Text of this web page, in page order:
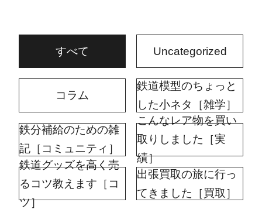
すべて Uncategorized
コラム
鉄道模型のちょっと
した小ネタ［雑学］
鉄分補給のための雑
記［コミュニティ］
こんなレア物を買い
取りしました［実
績］
鉄道グッズを高く売
るコツ教えます［コ
ツ］
出張買取の旅に行っ
てきました［買取］